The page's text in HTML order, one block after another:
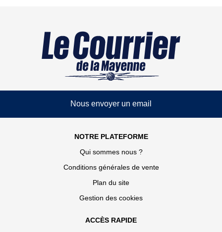
Nous envoyer un email
NOTRE PLATEFORME
Qui sommes nous ?
Conditions générales de vente
Plan du site
Gestion des cookies
ACCÈS RAPIDE